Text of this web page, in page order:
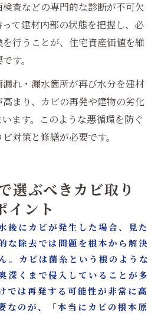
査などの専門的な診断が不可欠
て建材内部の状態を把握し、必
行うことが、住宅資産価値を維
す。
れ・漏水箇所が再び水分を建材
まり、カビの再発や建物の劣化
ます。このような悪循環を防ぐ
対策と修繕が必要です。
選ぶべきカビ取り
イント
後にカビが発生した場合、見た
な除去では問題を根本から解決
。カビは菌糸という根のような
深くまで侵入していることが多
では再発する可能性が非常に高
なのが、「本当にカビの根本原